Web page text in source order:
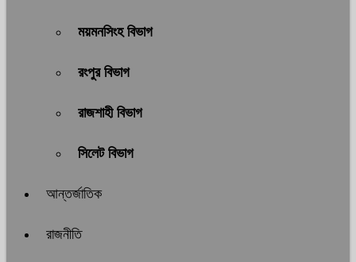
ময়মনসিংহ বিভাগ
রংপুর বিভাগ
রাজশাহী বিভাগ
সিলেট বিভাগ
আন্তর্জাতিক
রাজনীতি